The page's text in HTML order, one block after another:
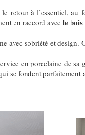
le retour à l’essentiel, au
en raccord avec le bois
avec sobriété et design.
en porcelaine de
se fondent parfaitement